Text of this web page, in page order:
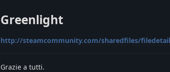
Greenlight
http://steamcommunity.com/sharedfiles/
Grazie a tutti.